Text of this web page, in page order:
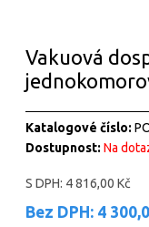
Vakuová
Katalogové číslo:
Dostupnost: Na
S DPH: 4 816,00 Kč
Bez DPH: 4